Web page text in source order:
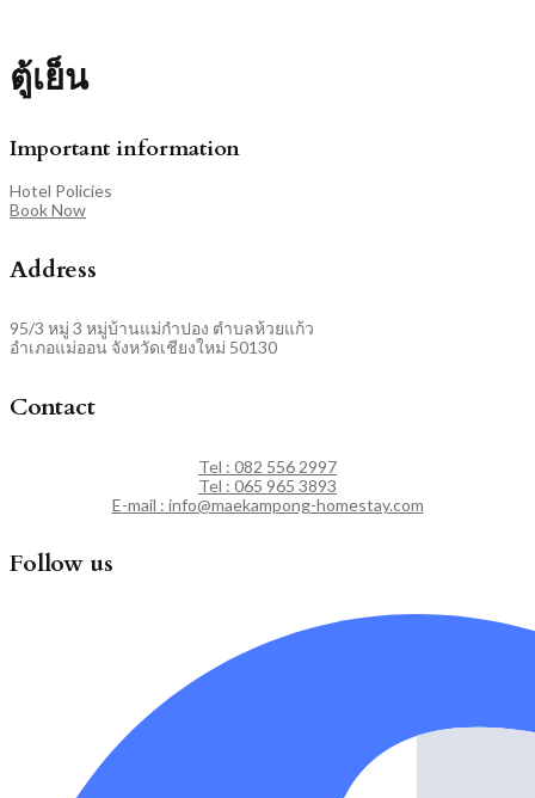
ตู้เย็น
Important information
Hotel Policies
Book Now
Address
95/3 หมู่ 3 หมู่บ้านแม่กำปอง ตำบลห้วยแก้ว
อำเภอแม่ออน จังหวัดเชียงใหม่ 50130
Contact
Tel : 082 556 2997
Tel : 065 965 3893
E-mail : info@maekampong-homestay.com
Follow us